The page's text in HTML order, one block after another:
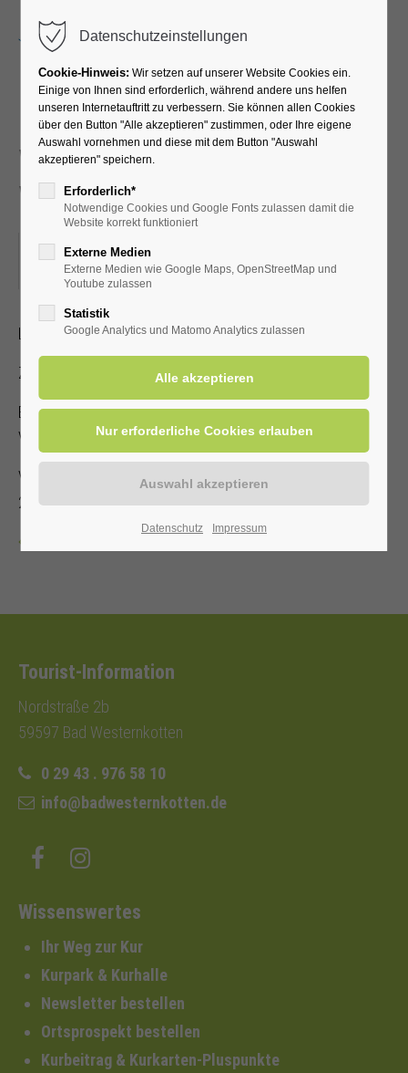
Neues und
Wissenswertes über Bad
Westernkotten
28.04.2025, 15:00
ORT: KURHALLE
Lichtbildervortrag zum Heilbad für Jedermann
Zutritt mit gültiger Kur- /Einwohnerkarte
Es steht nur eine begrenzte Anzahl an Sitzplätzen zur
Verfügung!
Veranstalter: Kurverwaltung Bad Westernkotten, Telefon: 0
29 43 . 976 58 10
Tourist-Information
Nordstraße 2b
59597 Bad Westernkotten
0 29 43 . 976 58 10
info@badwesternkotten.de
Wissenswertes
Ihr Weg zur Kur
Kurpark & Kurhalle
Newsletter bestellen
Ortsprospekt bestellen
Kurbeitrag & Kurkarten-Pluspunkte
Datenschutzeinstellungen
Cookie-Hinweis: Wir setzen auf unserer Website Cookies ein.
Einige von Ihnen sind erforderlich, während andere uns helfen
unseren Internetauftritt zu verbessern. Sie können allen Cookies
über den Button "Alle akzeptieren" zustimmen, oder Ihre eigene
Auswahl vornehmen und diese mit dem Button "Auswahl
akzeptieren" speichern.
Erforderlich*
Notwendige Cookies und Google Fonts zulassen damit die
Website korrekt funktioniert
Externe Medien
Externe Medien wie Google Maps, OpenStreetMap und
Youtube zulassen
Statistik
Google Analytics und Matomo Analytics zulassen
Datenschutz Impressum